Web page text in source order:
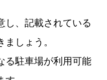
し、記載されている
しょう。
る駐車場が利用可能